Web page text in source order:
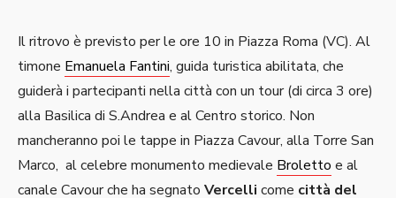
Il ritrovo è previsto per le ore 10 in Piazza Roma (VC). Al
timone Emanuela Fantini, guida turistica abilitata, che
guiderà i partecipanti nella città con un tour (di circa 3 ore)
alla Basilica di S.Andrea e al Centro storico. Non
mancheranno poi le tappe in Piazza Cavour, alla Torre San
Marco, al celebre monumento medievale Broletto e al
canale Cavour che ha segnato Vercelli come città del